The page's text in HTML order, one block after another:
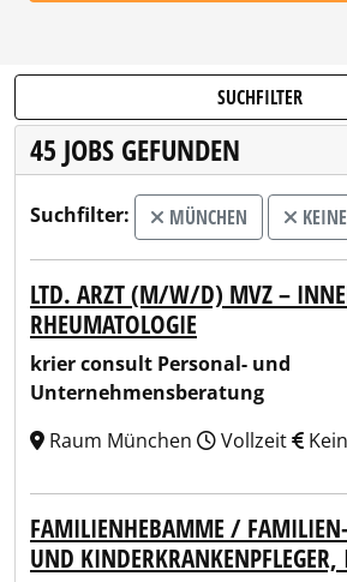
SUCHFILTER
45 JOBS GEFUNDEN
Suchfilter: MÜNCHEN
LTD. ARZT (M/W/D) MVZ –
RHEUMATOLOGIE
krier consult Personal- und
Unternehmensberatung
Raum München
Vollzeit
FAMILIENHEBAMME /
UND